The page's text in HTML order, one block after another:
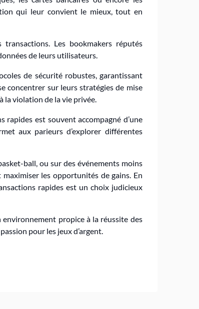
qui leur convient le mieux, tout en
Les bookmakers réputés
de leurs utilisateurs.
de sécurité robustes, garantissant
concentrer sur leurs stratégies de mise
la violation de la vie privée.
rapides est souvent accompagné d’une
aux parieurs d’explorer différentes
ball, ou sur des événements moins
les opportunités de gains. En
rapides est un choix judicieux
propice à la réussite des
pour les jeux d’argent.